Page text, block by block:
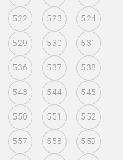
522 523 524
529 530 531
536 537 538
543 544 545
550 551 552
557 558 559